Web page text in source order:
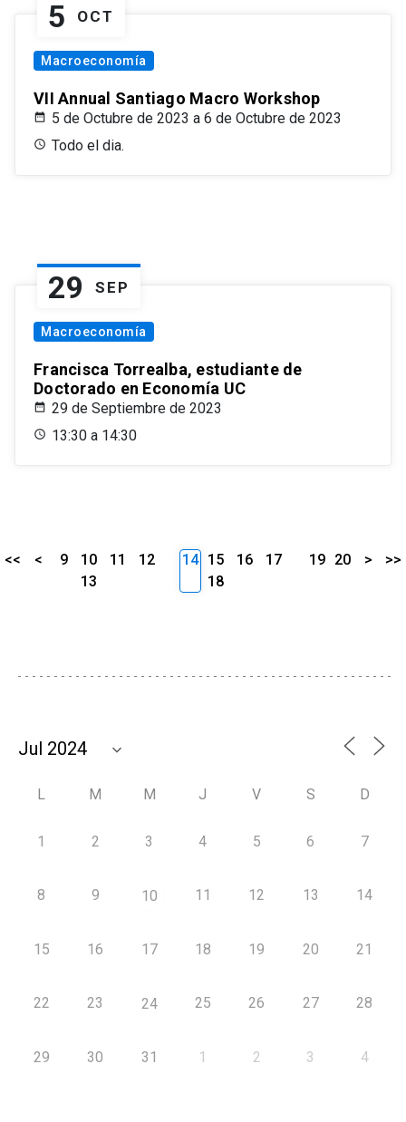
5 OCT
Macroeconomía
VII Annual Santiago Macro Workshop
5 de Octubre de 2023 a 6 de Octubre de 2023
Todo el dia.
29 SEP
Macroeconomía
Francisca Torrealba, estudiante de
Doctorado en Economía UC
29 de Septiembre de 2023
13:30 a 14:30
<< < 9 10 11
12
13
14 15 16
17
18
19 20 > >>
L M M J V S D
1 2 3 4 5 6 7
8 9 10 11 12 13 14
15 16 17 18 19 20 21
22 23 24 25 26 27 28
29 30 31 1 2 3 4